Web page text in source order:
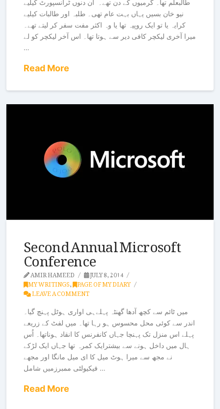
طالبعلم تھا۔ گرمیوں کے دن تھے۔ ان دنوں ٹرانسپورٹ کیلیے
نیو خان بسیں یہاں بہت عام تھی۔ طلبہ اور طالبات کیلیے
کرایہ یا تو ایک روپیہ تھا یا وہ اکثر مفت سفر کر لیتے تھے۔
میرا آخری لیکچر کافی دیر سے ہوتا تھا۔ اس آخر لیکچر کو لے
…
Read More
Second Annual Microsoft
Conference
AMIR HAMEED JULY 8, 2014
MY WRITINGS, PAGE OF MY DIARY
LEAVE A COMMENT
میں ٹائم سے کچھ آدھا گھنٹہ پہلےہی اواری ہوٹل پہنچ گیا۔
اندر سے کوئی محل محسوس ہو رہا تھا۔ میں لفٹ کے زریعے
پہلے اس منزل تک پہنچا جہاں کانفرنس کا انقاد ہوناتھا۔ اُس
ہال میں داخل ہونے سے بیشترایک کمرہ تھا جہاں ایک لڑکے
نے مجھ سے میرا ہوٹ میل کا ای میل مانگا اور مجھے
فیکیولٹی ممبرزمیں شامل …
Read More